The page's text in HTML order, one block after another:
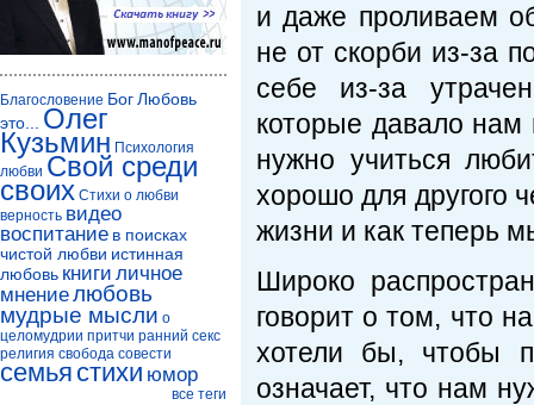
и даже проливаем
не от скорби из-за
себе из-за
которые давало нам
нужно учиться
хорошо для другого
жизни и как теперь
Широко
говорит о том, что
хотели бы, чтобы
означает, что нам
Благословение БогЛюбовь
это...
Олег
Кузьмин Психология
любви Свой среди
своих Стихи о любви
верность видео
воспитание в поисках
чистой любви истинная
любовь книги личное
мнениелюбовь
мудрые мысли о
целомудрии притчи ранний секс
религия свобода совести
семья стихи юмор
все теги